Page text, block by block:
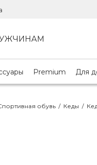
Premium Для
обувь / Кеды /